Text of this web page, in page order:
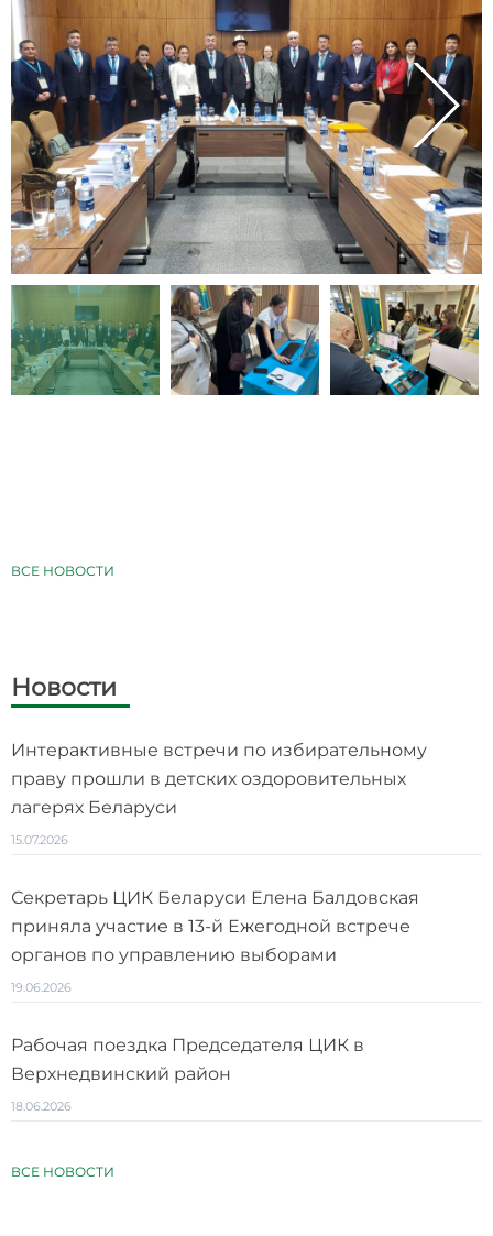
ВСЕ НОВОСТИ
Новости
Интерактивные встречи по избирательному
праву прошли в детских оздоровительных
лагерях Беларуси
15.07.2026
Секретарь ЦИК Беларуси Елена Балдовская
приняла участие в 13-й Ежегодной встрече
органов по управлению выборами
19.06.2026
Рабочая поездка Председателя ЦИК в
Верхнедвинский район
18.06.2026
ВСЕ НОВОСТИ